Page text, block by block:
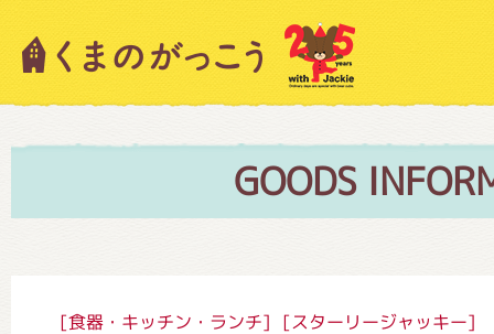
GOODS
[食器・キッチン・ランチ] [スターリージャッキー]
キャラクター紹介